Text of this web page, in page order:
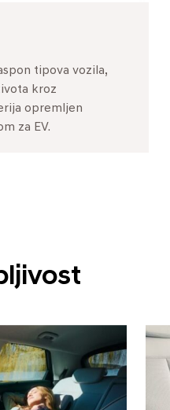
tipova vozila,
kroz
opremljen
za EV.